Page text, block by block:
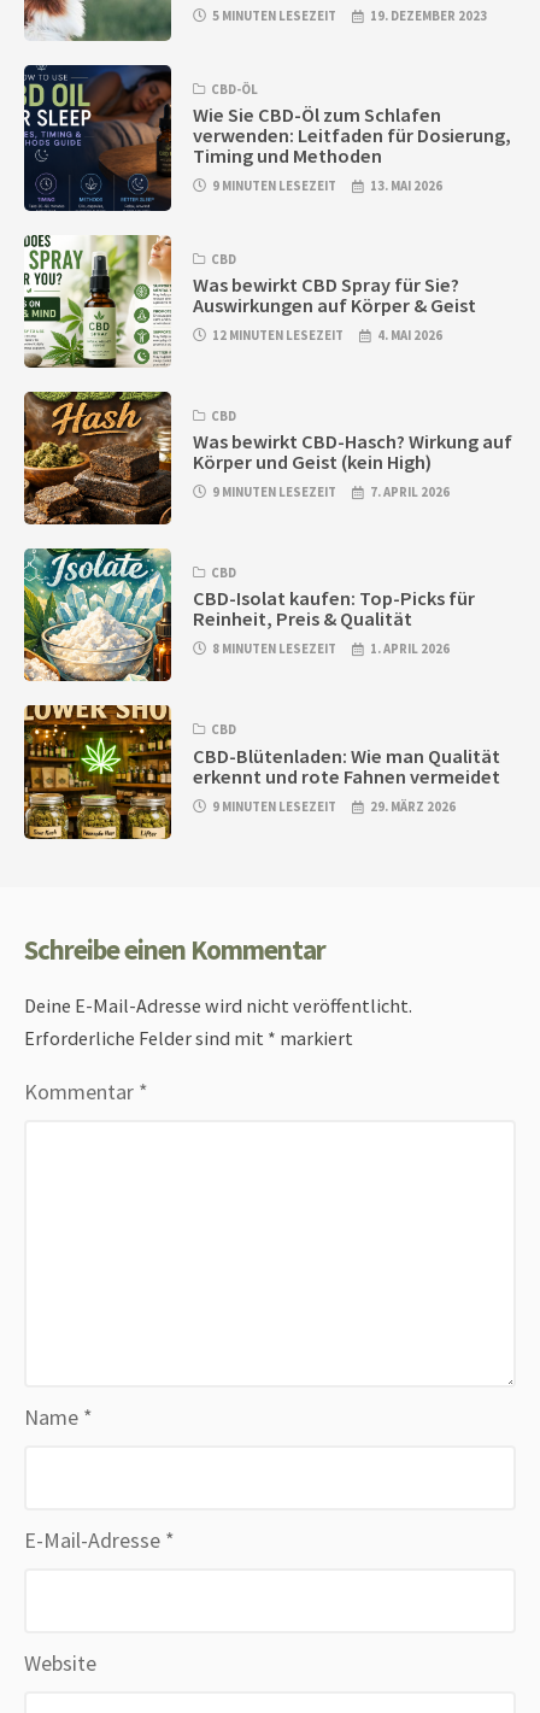
5 MINUTEN LESEZEIT 19. DEZEMBER 2023
CBD-ÖL
Wie Sie CBD-Öl zum Schlafen
verwenden: Leitfaden für Dosierung,
Timing und Methoden
9 MINUTEN LESEZEIT 13. MAI 2026
CBD
Was bewirkt CBD Spray für Sie?
Auswirkungen auf Körper & Geist
12 MINUTEN LESEZEIT 4. MAI 2026
CBD
Was bewirkt CBD-Hasch? Wirkung auf
Körper und Geist (kein High)
9 MINUTEN LESEZEIT 7. APRIL 2026
CBD
CBD-Isolat kaufen: Top-Picks für
Reinheit, Preis & Qualität
8 MINUTEN LESEZEIT 1. APRIL 2026
CBD
CBD-Blütenladen: Wie man Qualität
erkennt und rote Fahnen vermeidet
9 MINUTEN LESEZEIT 29. MÄRZ 2026
Schreibe einen Kommentar
Deine E-Mail-Adresse wird nicht veröffentlicht.
Erforderliche Felder sind mit * markiert
Kommentar *
Name *
E-Mail-Adresse *
Website